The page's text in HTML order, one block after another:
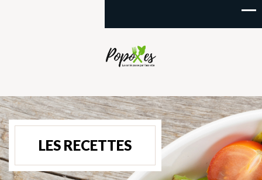
LES RECETTES